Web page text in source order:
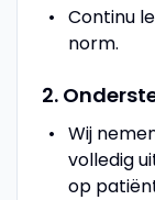
Continu
norm.
2.
Wij
volledig
op